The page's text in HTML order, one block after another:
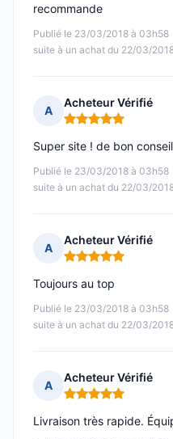
Publié le 23/03/2018 à 03h58
suite à un achat du 22/03/
recommande
A
Acheteur Vérifié
Note : 5 sur 5
Publié le 23/03/2018 à 03h58
suite à un achat du 22/03/
Super site ! de bon
A
Acheteur Vérifié
Note : 5 sur 5
Publié le 23/03/2018 à 03h58
suite à un achat du 22/03/
Toujours au top
A
Acheteur Vérifié
Note : 5 sur 5
Livraison très rapide.